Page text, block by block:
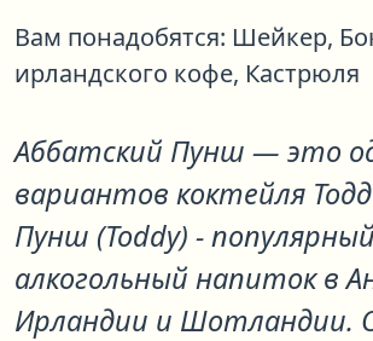
Вам понадобятся: Шейкер,
ирландского кофе, Кастрюля
Аббатский Пунш — это
вариантов коктейля
Пунш (Toddy) -
алкогольный напиток в
Ирландии и Шотландии.